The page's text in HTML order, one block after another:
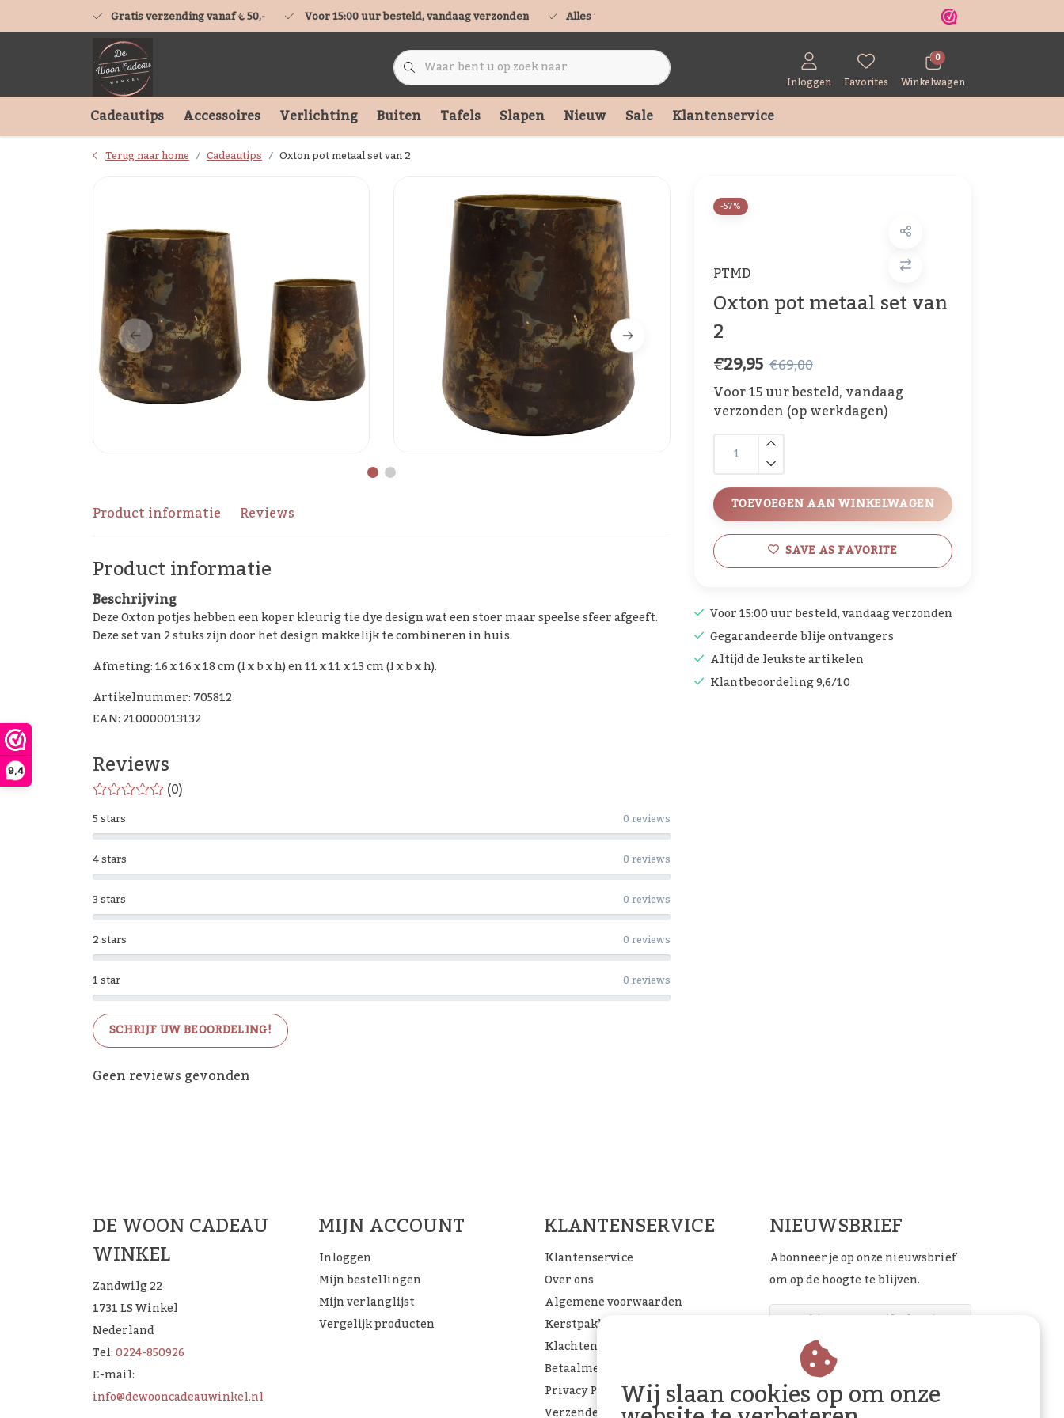
9,4
Gratis verzending vanaf € 50,- Voor 15:00 uur besteld, vandaag verzonden Alles uit voorraad leverbaar
Inloggen Favorites
0
Winkelwagen
Cadeautips Accessoires Verlichting Buiten Tafels Slapen Nieuw Sale Klantenservice
Terug naar home Cadeautips Oxton pot metaal set van 2
-57%
PTMD
Oxton pot metaal set van
2
€29,95 €69,00
Voor 15 uur besteld, vandaag
verzonden (op werkdagen)
TOEVOEGEN AAN WINKELWAGEN
SAVE AS FAVORITE
Voor 15:00 uur besteld, vandaag verzonden
Gegarandeerde blije ontvangers
Altijd de leukste artikelen
Klantbeoordeling 9,6/10
Product informatie Reviews
Product informatie
Beschrijving
Deze Oxton potjes hebben een koper kleurig tie dye design wat een stoer maar speelse sfeer afgeeft.
Deze set van 2 stuks zijn door het design makkelijk te combineren in huis.
Afmeting: 16 x 16 x 18 cm (l x b x h) en 11 x 11 x 13 cm (l x b x h).
Artikelnummer: 705812
EAN: 210000013132
Reviews
(0)
1 star 0 reviews
2 stars 0 reviews
3 stars 0 reviews
4 stars 0 reviews
5 stars 0 reviews
SCHRIJF UW BEOORDELING!
Geen reviews gevonden
DE WOON CADEAU
WINKEL
Zandwilg 22
1731 LS Winkel
Nederland
Tel:0224-850926
E-mail:
info@dewooncadeauwinkel.nl
MIJN ACCOUNT
Inloggen
Mijn bestellingen
Mijn verlanglijst
Vergelijk producten
KLANTENSERVICE
Klantenservice
Over ons
Algemene voorwaarden
Kerstpakketten
Klachtenpagina
Betaalmethoden
Privacy Policy
Verzenden & retourneren
NIEUWSBRIEF
Abonneer je op onze nieuwsbrief
om op de hoogte te blijven.
ABONNEER
Wij slaan cookies op om onze